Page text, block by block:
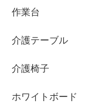
作業台
介護テーブル
介護椅子
ホワイトボード